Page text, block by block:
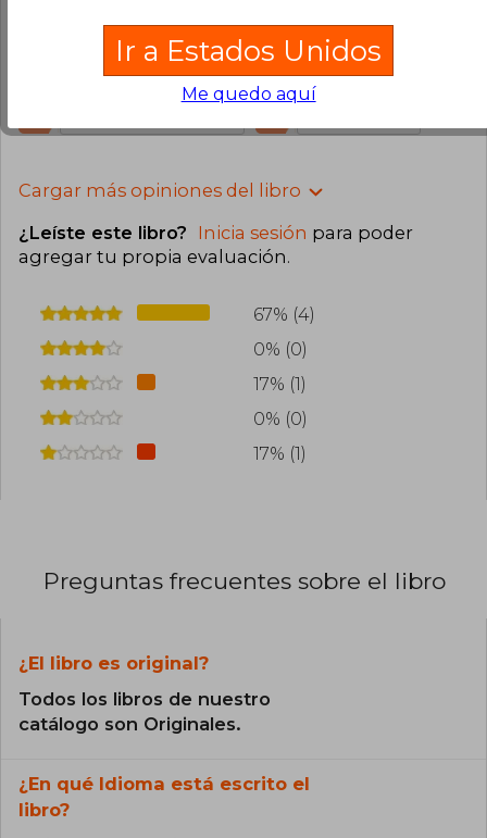
compra y el tiempo de llegada fue todo correcto y
dentro de lo prometido, seguiremos apostando a
Cargar más opiniones del libro
¿Leíste este libro? Inicia sesión para poder
agregar tu propia evaluación.
67% (4)
0% (0)
17% (1)
0% (0)
17% (1)
Preguntas frecuentes sobre el libro
¿El libro es original?
Todos los libros de nuestro
catálogo son Originales.
¿En qué Idioma está escrito el
libro?
Ir a Estados Unidos
Me quedo aquí